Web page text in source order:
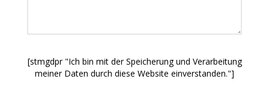
[stmgdpr "Ich bin mit der Speicherung und Verarbeitung
meiner Daten durch diese Website einverstanden."]